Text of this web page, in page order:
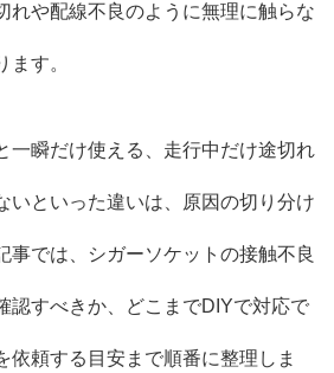
れや配線不良のように無理に触らな
ます。
一瞬だけ使える、走行中だけ途切れ
いといった違いは、原因の切り分け
事では、シガーソケットの接触不良
認すべきか、どこまでDIYで対応で
依頼する目安まで順番に整理しま